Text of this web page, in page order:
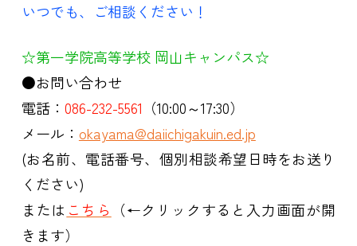
いつでも、ご相談ください！
☆第一学院高等学校 岡山キャンパス☆
●お問い合わせ
電話： 086-232-5561 （10:00～17:30）
メール： okayama@daiichigakuin.ed.jp
(お名前、電話番号、個別相談希望日時をお送り
ください)
または こちら
（←クリックすると入力画面が開
きます）